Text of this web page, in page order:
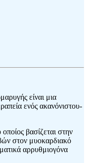
είναι μια
ενός ακανόνιστου-
βασίζεται στην
στον μυοκαρδιακό
αρρυθμιογόνα